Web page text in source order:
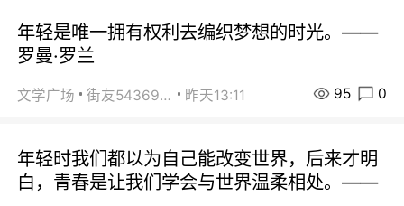
年轻是唯一拥有权利去编织梦想的时光。——
罗曼·罗兰
文学广场 街友54369822 昨天13:11 95 0
年轻时我们都以为自己能改变世界，后来才明
白，青春是让我们学会与世界温柔相处。——